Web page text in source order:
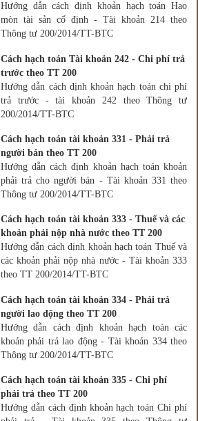
Hướng dẫn cách định khoản hạch toán Hao
mòn tài sản cố định - Tài khoản 214 theo
Thông tư 200/2014/TT-BTC
Cách hạch toán Tài khoản 242 - Chi phí trả
trước theo TT 200
Hướng dẫn cách định khoản hạch toán chi phí
trả trước - tài khoản 242 theo Thông tư
200/2014/TT-BTC
Cách hạch toán tài khoản 331 - Phải trả
người bán theo TT 200
Hướng dẫn cách định khoản hạch toán khoản
phải trả cho người bán - Tài khoản 331 theo
Thông tư 200/2014/TT-BTC
Cách hạch toán tài khoản 333 - Thuế và các
khoản phải nộp nhà nước theo TT 200
Hướng dẫn cách định khoản hạch toán Thuế và
các khoản phải nộp nhà nước - Tài khoản 333
theo TT 200/2014/TT-BTC
Cách hạch toán tài khoản 334 - Phải trả
người lao động theo TT 200
Hướng dẫn cách định khoản hạch toán các
khoản phải trả lao động - Tài khoản 334 theo
Thông tư 200/2014/TT-BTC
Cách hạch toán tài khoản 335 - Chi phí
phải trả theo TT 200
Hướng dẫn cách định khoản hạch toán Chi phí